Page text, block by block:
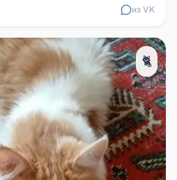
из VK
🐈